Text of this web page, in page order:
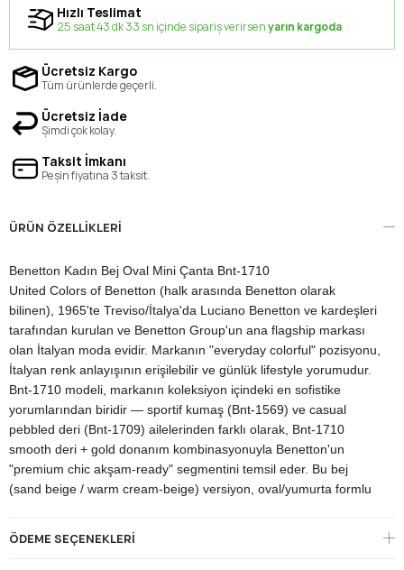
Hızlı Teslimat
25 saat 43 dk 33 sn içinde sipariş verirsenyarın kargoda
Ücretsiz Kargo
Tüm ürünlerde geçerli.
Ücretsiz İade
Şimdi çok kolay.
Taksit İmkanı
Peşin fiyatına 3 taksit.
ÜRÜN ÖZELLIKLERI
Benetton Kadın Bej Oval Mini Çanta Bnt-1710
United Colors of Benetton (halk arasında Benetton olarak
bilinen), 1965'te Treviso/İtalya'da Luciano Benetton ve kardeşleri
tarafından kurulan ve Benetton Group'un ana flagship markası
olan İtalyan moda evidir. Markanın "everyday colorful" pozisyonu,
İtalyan renk anlayışının erişilebilir ve günlük lifestyle yorumudur.
Bnt-1710 modeli, markanın koleksiyon içindeki en sofistike
yorumlarından biridir — sportif kumaş (Bnt-1569) ve casual
pebbled deri (Bnt-1709) ailelerinden farklı olarak, Bnt-1710
smooth deri + gold donanım kombinasyonuyla Benetton'un
"premium chic akşam-ready" segmentini temsil eder. Bu bej
(sand beige / warm cream-beige) versiyon, oval/yumurta formlu
çanta her kombin" arayan klasik quiet luxury kullanıcı için zarif ve
zamansız bir tercih sunar — Hermès Etoupe, The Row Margaux
ÖDEME SEÇENEKLERI